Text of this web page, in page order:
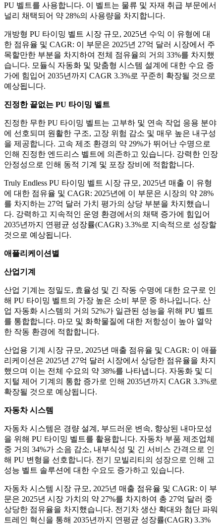
PU 벨트를 사용합니다. 이 벨트는 물류 및 자재 취급 부문에서
널리 채택되어 약 28%의 사용량을 차지합니다.
개방형 PU 타이밍 벨트 시장 규모, 2025년 수익 이 유형에 대
한 점유율 및 CAGR: 이 부문은 2025년 27억 달러 시장에서 주
목할만한 부분을 차지하여 전체 점유율의 거의 33%를 차지했
습니다. 모듈식 자동화 및 맞춤형 시스템 설계에 대한 수요 증
가에 힘입어 2035년까지 CAGR 3.3%로 꾸준히 확장될 것으로
예상됩니다.
진정한 끝없는 PU 타이밍 벨트
진정한 무한 PU 타이밍 벨트는 고부하 및 연속 작업 응용 분야
에 선호되며 원활한 구조, 고장 위험 감소 및 매우 높은 내구성
을 제공합니다. 고속 제조 환경의 약 29%가 뛰어난 수명으로
인해 진정한 엔드리스 벨트에 의존하고 있습니다. 강력한 인장
안정성으로 인해 동적 기계 및 포장 장비에 적합합니다.
Truly Endless PU 타이밍 벨트 시장 규모, 2025년 매출 이 유형
에 대한 점유율 및 CAGR: 2025년에 이 부문은 시장의 약 28%
를 차지하는 27억 달러 가치 평가의 상당 부분을 차지했습니
다. 강력하고 지속적인 운영 환경에서의 채택 증가에 힘입어
2035년까지 연평균 성장률(CAGR) 3.3%로 지속적으로 성장할
것으로 예상됩니다.
애플리케이션별
산업기계
산업 기계는 정밀도, 효율성 및 긴 작동 수명에 대한 요구로 인
해 PU 타이밍 벨트의 가장 높은 소비 부문 중 하나입니다. 산
업 자동화 시스템의 거의 52%가 일관된 성능을 위해 PU 벨트
를 통합합니다. 마모 및 화학물질에 대한 저항성이 높아 열악
한 작동 환경에 적합합니다.
산업용 기계 시장 규모, 2025년 매출 점유율 및 CAGR: 이 애플
리케이션은 2025년 27억 달러 시장에서 상당한 점유율을 차지
했으며 이는 전체 수요의 약 38%를 나타냅니다. 자동화 및 디
지털 제어 기계의 통합 증가로 인해 2035년까지 CAGR 3.3%로
확장될 것으로 예상됩니다.
자동차 시스템
자동차 시스템은 경량 설계, 부드러운 변속, 향상된 내마모성
을 위해 PU 타이밍 벨트를 활용합니다. 자동차 부품 제조업체
중 거의 34%가 소음 감소, 내부식성 및 긴 서비스 간격으로 인
해 PU 변형을 선호합니다. 전기 모빌리티의 성장으로 인해 고
성능 벨트 솔루션에 대한 수요도 증가하고 있습니다.
자동차 시스템 시장 규모, 2025년 매출 점유율 및 CAGR: 이 부
문은 2025년 시장 가치의 약 27%를 차지하여 총 27억 달러 중
상당한 점유율을 차지했습니다. 전기차 생산 확대와 첨단 파워
트레인 혁신을 통해 2035년까지 연평균 성장률(CAGR) 3.3%